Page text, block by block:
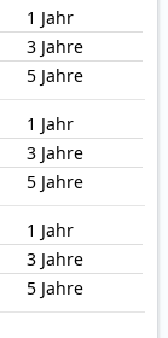
1 Jahr
3 Jahre
5 Jahre
1 Jahr
3 Jahre
5 Jahre
1 Jahr
3 Jahre
5 Jahre